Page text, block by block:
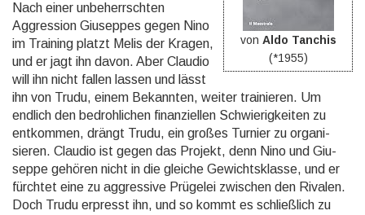
von Aldo Tanchis
(*1955)
Nach einer unbeherrschten
Aggression Giuseppes gegen Nino
im Training platzt Melis der Kragen,
und er jagt ihn davon. Aber Claudio
will ihn nicht fallen lassen und lässt
ihn von Trudu, einem Bekannten, weiter trainieren. Um
endlich den bedroh­lichen finan­ziellen Schwierig­keiten zu
entkommen, drängt Trudu, ein großes Turnier zu organi­
sieren. Claudio ist gegen das Projekt, denn Nino und Giu­
seppe gehören nicht in die gleiche Gewichts­klasse, und er
fürchtet eine zu aggres­sive Prügelei zwischen den Rivalen.
Doch Trudu erpresst ihn, und so kommt es schließlich zu